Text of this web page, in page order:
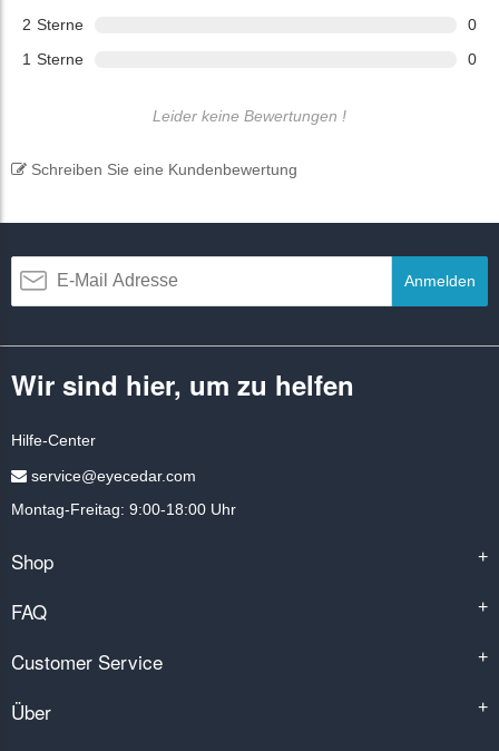
2 Sterne
0
1 Sterne 0
Leider keine Bewertungen !
Schreiben Sie eine Kundenbewertung
Anmelden
Wir sind hier, um zu helfen
Hilfe-Center
service@eyecedar.com
Montag-Freitag: 9:00-18:00 Uhr
Shop +
FAQ +
Customer Service +
Über +